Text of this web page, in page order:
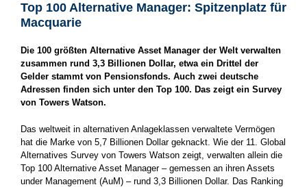
Top 100 Alternative Manager: Spitzenplatz für
Macquarie
Die 100 größten Alternative Asset Manager der Welt verwalten
zusammen rund 3,3 Billionen Dollar, etwa ein Drittel der
Gelder stammt von Pensionsfonds. Auch zwei deutsche
Adressen finden sich unter den Top 100. Das zeigt ein Survey
von Towers Watson.
Das weltweit in alternativen Anlageklassen verwaltete Vermögen
hat die Marke von 5,7 Billionen Dollar geknackt. Wie der 11. Global
Alternatives Survey von Towers Watson zeigt, verwalten allein die
Top 100 Alternative Asset Manager – gemessen an ihren Assets
under Management (AuM) – rund 3,3 Billionen Dollar. Das Ranking